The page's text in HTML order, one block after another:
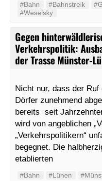
#Bahn #Bahnstreik
#Weselsky
Gegen
Verkehrspolitik:
der Trasse Münster-
Nicht nur, dass der
Dörfer zunehmend
bereits seit
wird von angeblichen
„Verkehrspolitikern“
begegnet. Die
etablierten
#Bahn #Lünen